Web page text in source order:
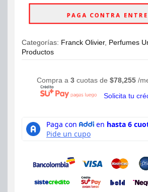
Vanille
de
x
100ml
cantidad
PAGA CONTRA
Categorías: Franck Olivier, Perfumes
Productos
Compra a 3 cuotas de $78,255 /
Solicita tu